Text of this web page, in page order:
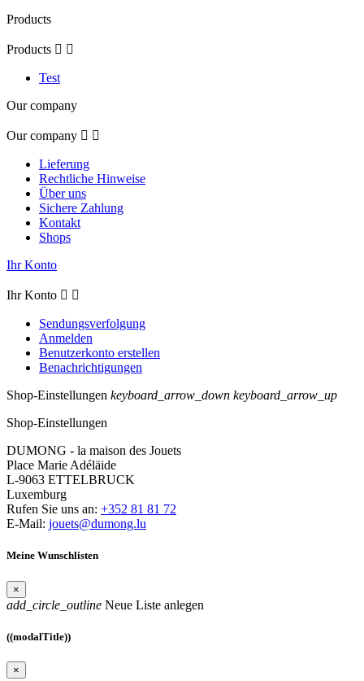
Products
Products  
Test
Our company
Our company  
Lieferung
Rechtliche Hinweise
Über uns
Sichere Zahlung
Kontakt
Shops
Ihr Konto
Ihr Konto  
Sendungsverfolgung
Anmelden
Benutzerkonto erstellen
Benachrichtigungen
Shop-Einstellungen keyboard_arrow_down keyboard_arrow_up
Shop-Einstellungen
DUMONG - la maison des Jouets
Place Marie Adéläide
L-9063 ETTELBRUCK
Luxemburg
Rufen Sie uns an: +352 81 81 72
E-Mail: jouets@dumong.lu
Meine Wunschlisten
×
add_circle_outline Neue Liste anlegen
((modalTitle))
×